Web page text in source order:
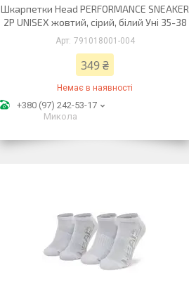
Шкарпетки Head PERFORMANCE SNEAKER
2P UNISEX жовтий, сірий, білий Уні 35-38
791018001-004
349 ₴
Немає в наявності
+380 (97) 242-53-17
Микола